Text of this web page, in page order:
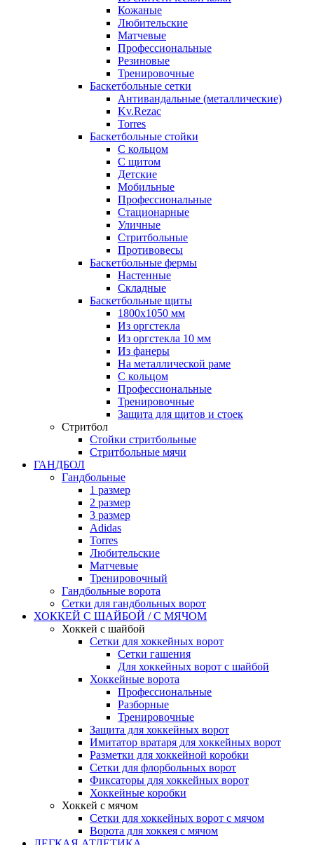
Кожаные
Любительские
Матчевые
Профессиональные
Резиновые
Тренировочные
Баскетбольные сетки
Антивандальные (металлические)
Kv.Rezac
Torres
Баскетбольные стойки
С кольцом
С щитом
Детские
Мобильные
Профессиональные
Стационарные
Уличные
Стритбольные
Противовесы
Баскетбольные фермы
Настенные
Складные
Баскетбольные щиты
1800х1050 мм
Из оргстекла
Из оргстекла 10 мм
Из фанеры
На металлической раме
С кольцом
Профессиональные
Тренировочные
Защита для щитов и стоек
Стритбол
Стойки стритбольные
Стритбольные мячи
ГАНДБОЛ
Гандбольные
1 размер
2 размер
3 размер
Adidas
Torres
Любительские
Матчевые
Тренировочный
Гандбольные ворота
Сетки для гандбольных ворот
ХОККЕЙ С ШАЙБОЙ / С МЯЧОМ
Хоккей с шайбой
Сетки для хоккейных ворот
Сетки гашения
Для хоккейных ворот с шайбой
Хоккейные ворота
Профессиональные
Разборные
Тренировочные
Защита для хоккейных ворот
Имитатор вратаря для хоккейных ворот
Разметки для хоккейной коробки
Сетки для флорбольных ворот
Фиксаторы для хоккейных ворот
Хоккейные коробки
Хоккей с мячом
Сетки для хоккейных ворот с мячом
Ворота для хоккея с мячом